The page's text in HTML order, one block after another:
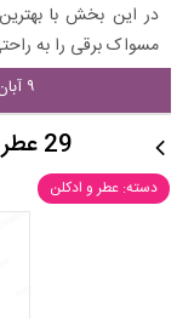
در این بخش با
مسواک برقی را به
۹ آبان ۱۴۰۰ - ۰۹:۴۷
29 عطر زنانه رایحه چوب + لینک خرید
دسته: عطر و ادکلن